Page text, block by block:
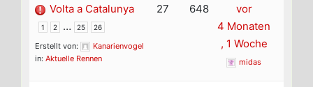
Volta a Catalunya
1 2 … 25 26
Erstellt von:
Kanarienvogel
in: Aktuelle Rennen
27 648
vor
4 Monaten
, 1 Woche
midas